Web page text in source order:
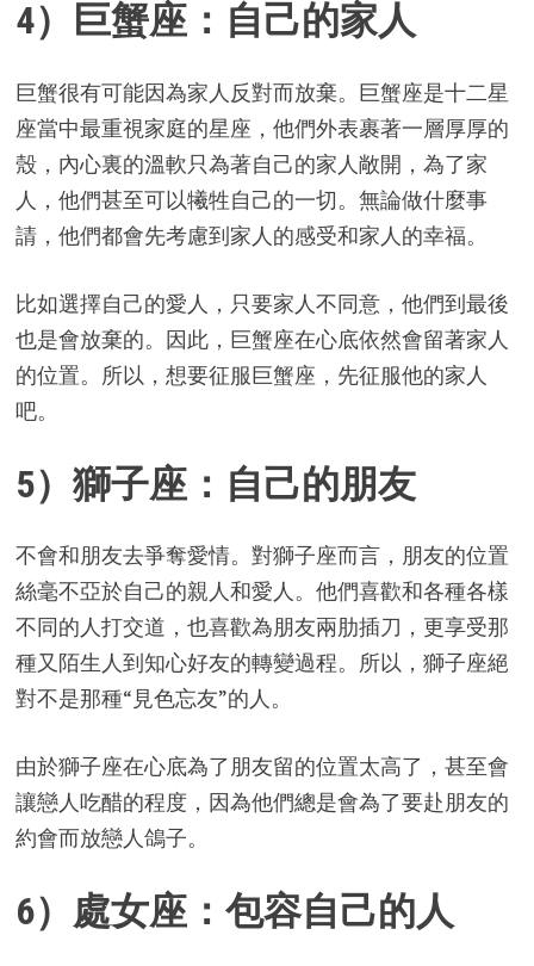
4）巨蟹座：自己的家人
巨蟹很有可能因為家人反對而放棄。巨蟹座是十二星
座當中最重視家庭的星座，他們外表裹著一層厚厚的
殼，內心裏的溫軟只為著自己的家人敞開，為了家
人，他們甚至可以犧牲自己的一切。無論做什麼事
請，他們都會先考慮到家人的感受和家人的幸福。
比如選擇自己的愛人，只要家人不同意，他們到最後
也是會放棄的。因此，巨蟹座在心底依然會留著家人
的位置。所以，想要征服巨蟹座，先征服他的家人
吧。
5）獅子座：自己的朋友
不會和朋友去爭奪愛情。對獅子座而言，朋友的位置
絲毫不亞於自己的親人和愛人。他們喜歡和各種各樣
不同的人打交道，也喜歡為朋友兩肋插刀，更享受那
種又陌生人到知心好友的轉變過程。所以，獅子座絕
對不是那種“見色忘友”的人。
由於獅子座在心底為了朋友留的位置太高了，甚至會
讓戀人吃醋的程度，因為他們總是會為了要赴朋友的
約會而放戀人鴿子。
6）處女座：包容自己的人